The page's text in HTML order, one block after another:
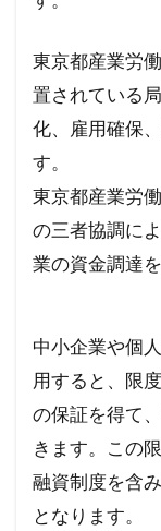
東京都産業労
置されている
化、雇用確保
す。
東京都産業労
の三者協調に
業の資金調達
中小企業や個
用すると、限
の保証を得て
きます。この
融資制度を含
となります。